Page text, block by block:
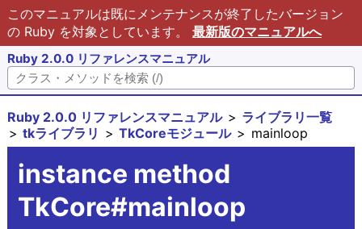
このマニュアルは既にメンテナンスが終了したバージョン
の Ruby を対象としています。 最新版のマニュアルへ
Ruby 2.0.0 リファレンスマニュアル
Ruby 2.0.0 リファレンスマニュアル
ライブラリ一覧
tkライブラリ
TkCoreモジュール mainloop
instance method
TkCore#mainloop